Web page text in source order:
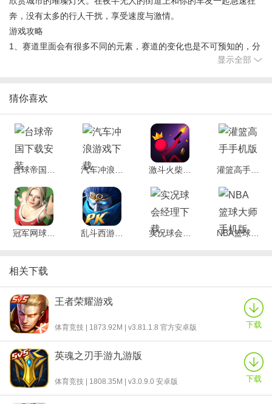
奔，没有太多的行人干扰，享受速度与激情。
游戏攻略
1、赛道里面会有很多不同的元素，赛道的变化也是不可预知的，分
验和不同的游戏体验，细节非常仔细。
1、做甜甜圈来获得加分，但是要当心，如果做得太多，炸弹会掉
落，您需要远离它
2、玩家可以从购买的产品系列中获得太多类型的赛车。不同的汽车
具有不同的形状和不同的玩家体验
己的成绩占据排行榜排名
4、可以参加丰富的比赛，每场比赛都会充满热情，比赛过程非常激
烈
小编点评
1、街冲赛车进入之后第一件事就是挑选合适的赛车，然后直接进去
和街冲赛车游戏的其他玩家去竞速PK
2、在游戏中玩家可以驾驶自己的赛车完成任务，你还可以通过改装
赛车以及提升赛车性能来更好，更快的完成任务，如果你也喜欢激
情澎湃的赛车游戏，那你一定不要错过
3、一定要避开交通，你不能有任何碰撞，对于作业的细节或非常小
心，不要违反交通规则，很有意思的，很容易上手的，没有难度
显示全部
猜你喜欢
相关下载
王者荣耀游戏
体育竞技 | 1873.92M | v3.81.1.8 官方安卓版 下载
英魂之刃手游九游版
体育竞技 | 1808.35M | v3.0.9.0 安卓版 下载